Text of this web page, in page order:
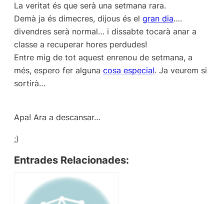
La veritat és que serà una setmana rara.
Demà ja és dimecres, dijous és el gran dia….
divendres serà normal… i dissabte tocarà anar a
classe a recuperar hores perdudes!
Entre mig de tot aquest enrenou de setmana, a
més, espero fer alguna cosa especial. Ja veurem si
sortirà…
Apa! Ara a descansar…
;)
Entrades Relacionades: